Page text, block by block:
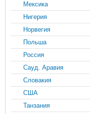
Мексика
Нигерия
Норвегия
Польша
Россия
Сауд. Аравия
Словакия
США
Танзания